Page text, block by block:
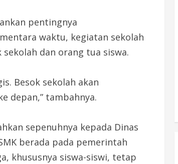
pentingnya
waktu, kegiatan sekolah
dan orang tua siswa.
Besok sekolah akan
depan,” tambahnya.
sepenuhnya kepada Dinas
berada pada pemerintah
khususnya siswa-siswi, tetap